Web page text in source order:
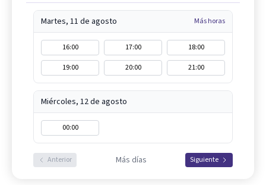
Martes, 11 de agosto Más horas
16:00 17:00
18:00
19:00
20:00 21:00
Miércoles, 12 de agosto
00:00
Anterior Más días Siguiente